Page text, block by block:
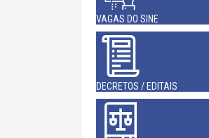
VAGAS DO SINE
DECRETOS / EDITAIS